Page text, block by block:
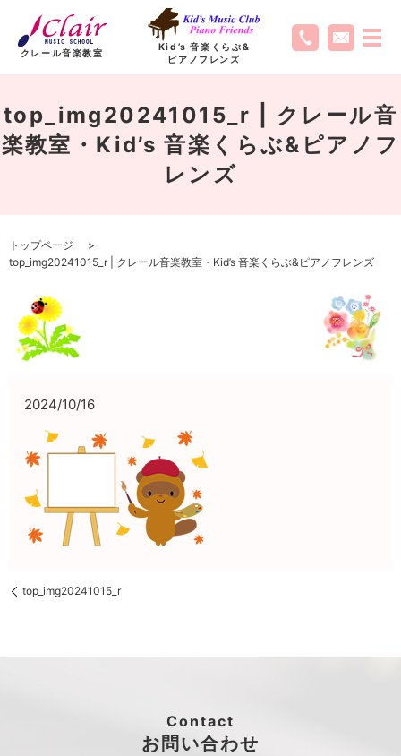
クレール音楽教室
Kid’s 音楽くらぶ&
ピアノフレンズ
top_img20241015_r | クレール音
楽教室・Kid’s 音楽くらぶ&ピアノフ
レンズ
トップページ
top_img20241015_r | クレール音楽教室・Kid’s 音楽くらぶ&ピアノフレンズ
2024/10/16
top_img20241015_r
Contact
お問い合わせ